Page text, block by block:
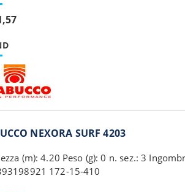
NEXORA SURF 4203
(m): 4.20 Peso (g): 0 n. sez.: 3
172-15-410